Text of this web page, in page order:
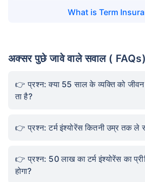
What is Term
अक्सर पुछे जावे वाले सवाल ( FAQs)
प्रश्न: क्या 55 साल के व्यक्ति को
ता है?
प्रश्न: टर्म इंश्योरेंस कितनी उम्र तक
प्रश्न: 50 लाख का टर्म इंश्योरेंस का
होगा?